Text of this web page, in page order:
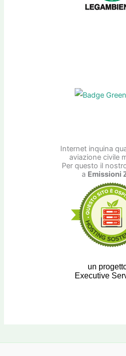
Internet inquina
aviazione civile
Per questo il
a Emissioni
un
Executive